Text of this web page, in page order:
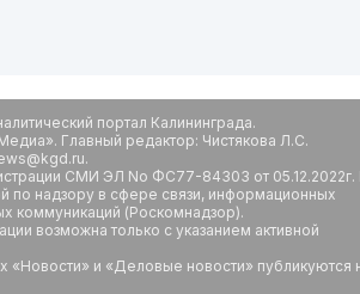
портал Калининграда.
Главный редактор: Чистякова Л.С.
СМИ ЭЛ No ФС77-84303 от
по надзору в сфере связи, информационных
коммуникаций (Роскомнадзор).
возможна только с указанием активной
«Новости» и «Деловые новости» публикуются